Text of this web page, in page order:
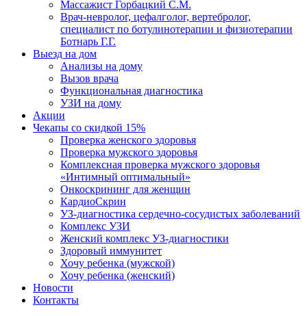
Массажист Горбацкий С.М.
Врач-невролог, цефалголог, вертебролог,
специалист по ботулинотерапии и физиотерапии
Ботнарь Г.Г.
Выезд на дом
Анализы на дому
Вызов врача
Функциональная диагностика
УЗИ на дому
Акции
Чекапы со скидкой 15%
Проверка женского здоровья
Проверка мужского здоровья
Комплексная проверка мужского здоровья
«Интимный оптимальный»
Онкоcкрининг для женщин
КардиоСкрин
УЗ-диагностика сердечно-сосудистых заболеваний
Комплекс УЗИ
Женский комплекс УЗ-диагностики
Здоровый иммунитет
Хочу ребенка (мужской)
Хочу ребенка (женский)
Новости
Контакты